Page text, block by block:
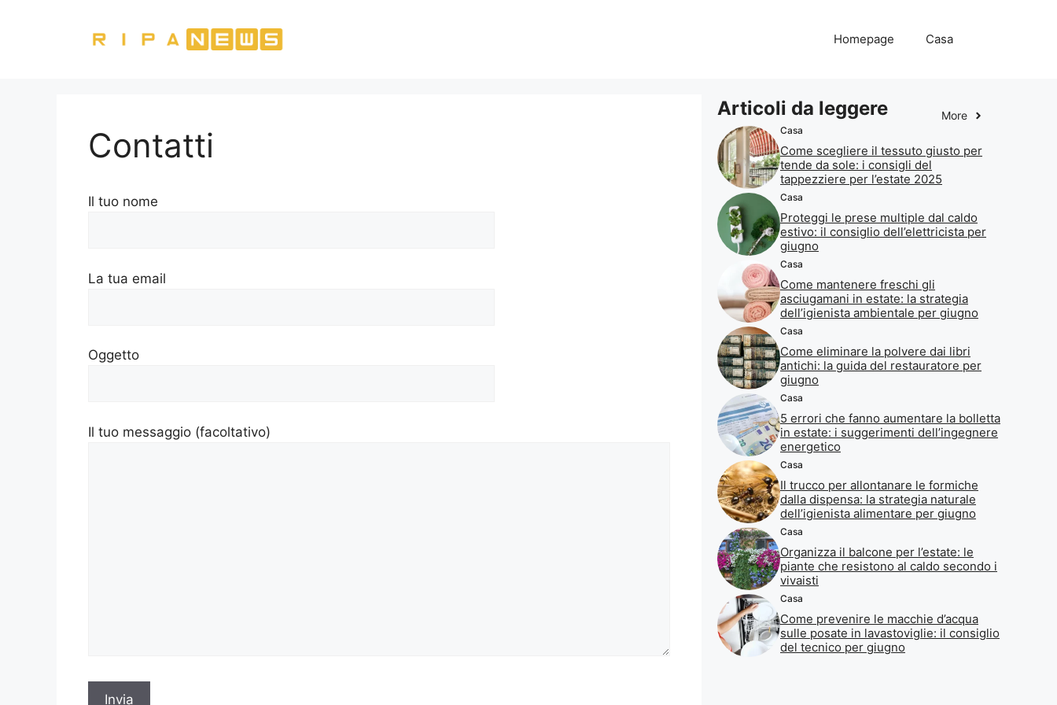
Homepage Casa
Contatti
Il tuo nome
La tua email
Oggetto
Il tuo messaggio (facoltativo)
Articoli da leggere More
Casa
Come scegliere il tessuto giusto per
tende da sole: i consigli del
tappezziere per l’estate 2025
Casa
Proteggi le prese multiple dal caldo
estivo: il consiglio dell’elettricista per
giugno
Casa
Come mantenere freschi gli
asciugamani in estate: la strategia
dell’igienista ambientale per giugno
Casa
Come eliminare la polvere dai libri
antichi: la guida del restauratore per
giugno
Casa
5 errori che fanno aumentare la bolletta
in estate: i suggerimenti dell’ingegnere
energetico
Casa
Il trucco per allontanare le formiche
dalla dispensa: la strategia naturale
dell’igienista alimentare per giugno
Casa
Organizza il balcone per l’estate: le
piante che resistono al caldo secondo i
vivaisti
Casa
Come prevenire le macchie d’acqua
sulle posate in lavastoviglie: il consiglio
del tecnico per giugno